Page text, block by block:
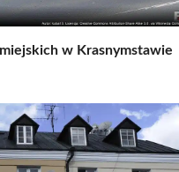
w Krasnymstawie